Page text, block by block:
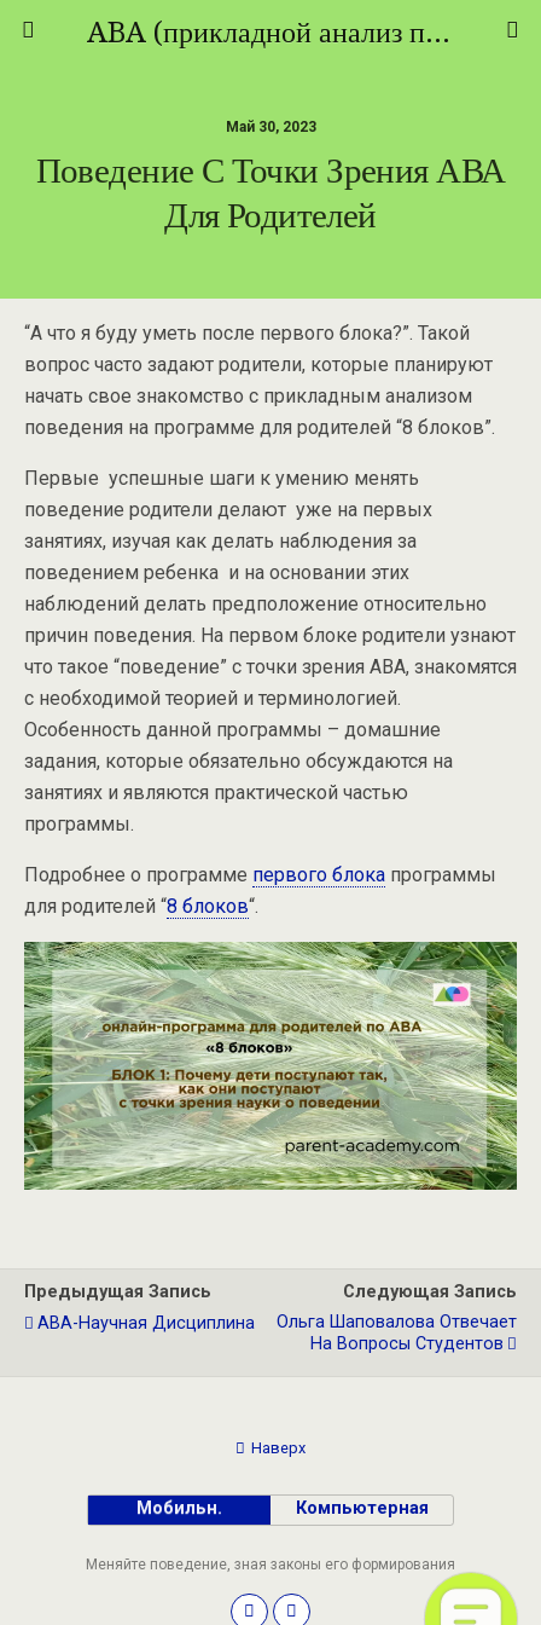
ABA (прикладной анализ поведения) - ТЕОРИЯ И ПРАКТИКА
Май 30, 2023
Поведение С Точки Зрения АВА
Для Родителей
“А что я буду уметь после первого блока?”. Такой
вопрос часто задают родители, которые планируют
начать свое знакомство с прикладным анализом
поведения на программе для родителей “8 блоков”.
Первые успешные шаги к умению менять
поведение родители делают уже на первых
занятиях, изучая как делать наблюдения за
поведением ребенка и на основании этих
наблюдений делать предположение относительно
причин поведения. На первом блоке родители узнают
что такое “поведение” с точки зрения АВА, знакомятся
с необходимой теорией и терминологией.
Особенность данной программы – домашние
задания, которые обязательно обсуждаются на
занятиях и являются практической частью
программы.
Подробнее о программе первого блока программы
для родителей “8 блоков“.
Предыдущая Запись
АВА-Научная Дисциплина
Следующая Запись
Ольга Шаповалова Отвечает
На Вопросы Студентов
Наверх
Мобильн. Компьютерная
Меняйте поведение, зная законы его формирования